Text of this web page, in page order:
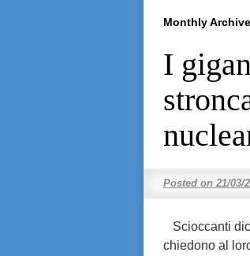
Monthly
I
Posted on 21/03/
Scioccanti
chiedono al